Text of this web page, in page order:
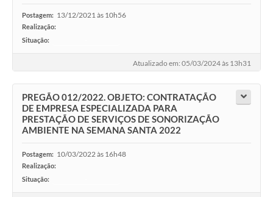
Postagem: 13/12/2021 às 10h56
Realização:
Situação:
Atualizado em: 05/03/2024 às 13h31
PREGÃO 012/2022. OBJETO: CONTRATAÇÃO
DE EMPRESA ESPECIALIZADA PARA
PRESTAÇÃO DE SERVIÇOS DE SONORIZAÇÃO
AMBIENTE NA SEMANA SANTA 2022
Postagem: 10/03/2022 às 16h48
Realização:
Situação: